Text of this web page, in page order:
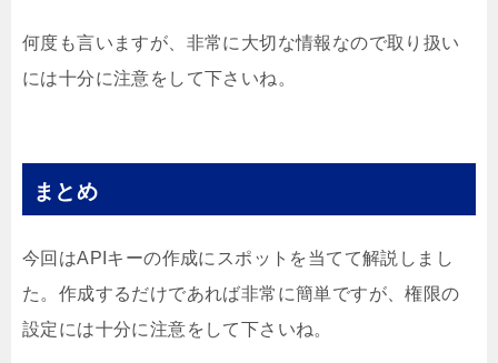
何度も言いますが、非常に大切な情報なので取り扱い
には十分に注意をして下さいね。
まとめ
今回はAPIキーの作成にスポットを当てて解説しまし
た。作成するだけであれば非常に簡単ですが、権限の
設定には十分に注意をして下さいね。